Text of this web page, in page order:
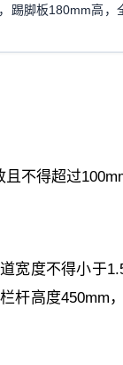
踢脚板180mm高，
不得超过
宽度不得小于
杆高度450mm